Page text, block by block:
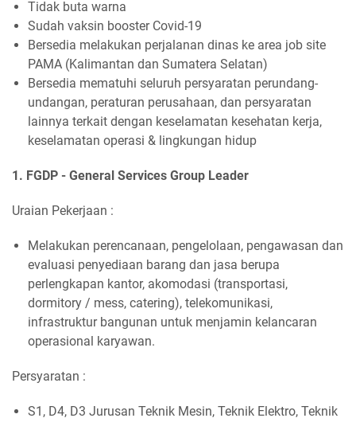
Tidak buta warna
Sudah vaksin booster Covid-19
Bersedia melakukan perjalanan dinas ke area job site
PAMA (Kalimantan dan Sumatera Selatan)
Bersedia mematuhi seluruh persyaratan perundang-
undangan, peraturan perusahaan, dan persyaratan
lainnya terkait dengan keselamatan kesehatan kerja,
keselamatan operasi & lingkungan hidup
1. FGDP - General Services Group Leader
Uraian Pekerjaan :
Melakukan perencanaan, pengelolaan, pengawasan dan
evaluasi penyediaan barang dan jasa berupa
perlengkapan kantor, akomodasi (transportasi,
dormitory / mess, catering), telekomunikasi,
infrastruktur bangunan untuk menjamin kelancaran
operasional karyawan.
Persyaratan :
S1, D4, D3 Jurusan Teknik Mesin, Teknik Elektro, Teknik